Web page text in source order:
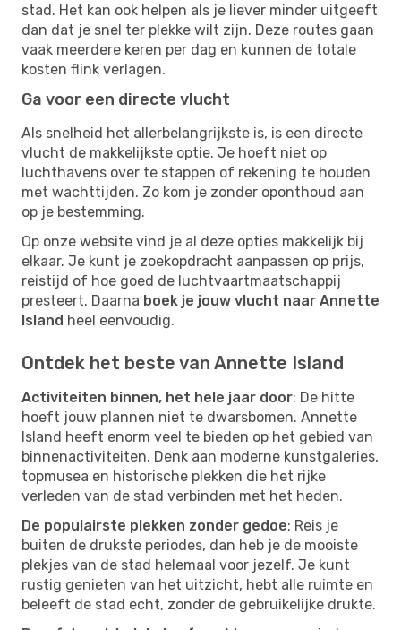
stad. Het kan ook helpen als je liever minder uitgeeft
dan dat je snel ter plekke wilt zijn. Deze routes gaan
vaak meerdere keren per dag en kunnen de totale
kosten flink verlagen.
Ga voor een directe vlucht
Als snelheid het allerbelangrijkste is, is een directe
vlucht de makkelijkste optie. Je hoeft niet op
luchthavens over te stappen of rekening te houden
met wachttijden. Zo kom je zonder oponthoud aan
op je bestemming.
Op onze website vind je al deze opties makkelijk bij
elkaar. Je kunt je zoekopdracht aanpassen op prijs,
reistijd of hoe goed de luchtvaartmaatschappij
presteert. Daarna boek je jouw vlucht naar Annette
Island heel eenvoudig.
Ontdek het beste van Annette Island
Activiteiten binnen, het hele jaar door: De hitte
hoeft jouw plannen niet te dwarsbomen. Annette
Island heeft enorm veel te bieden op het gebied van
binnenactiviteiten. Denk aan moderne kunstgaleries,
topmusea en historische plekken die het rijke
verleden van de stad verbinden met het heden.
De populairste plekken zonder gedoe: Reis je
buiten de drukste periodes, dan heb je de mooiste
plekjes van de stad helemaal voor jezelf. Je kunt
rustig genieten van het uitzicht, hebt alle ruimte en
beleeft de stad echt, zonder de gebruikelijke drukte.